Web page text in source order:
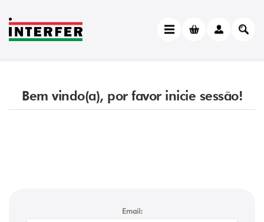
Bem vindo(a), por favor inicie sessão!
Email: